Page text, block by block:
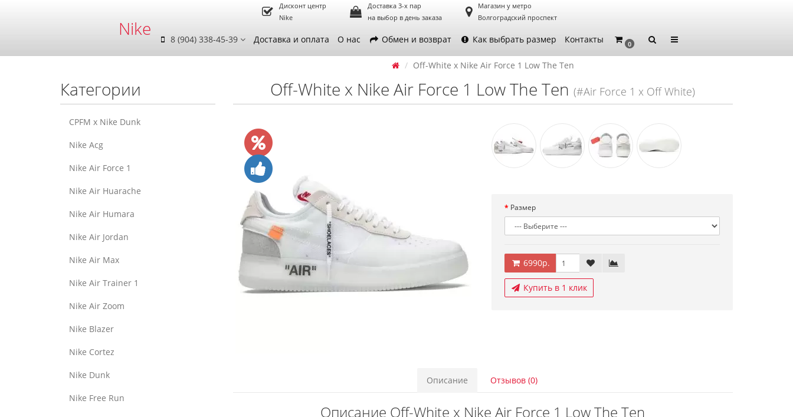
Nike
Дисконт центр
Nike
Доставка 3-х пар
на выбор в день заказа
Магазин у метро
Волгоградский проспект
8 (904) 338-45-39 Доставка и оплата О нас Обмен и возврат Как выбрать размер Контакты 0
Категории
CPFM x Nike Dunk
Nike Acg
Nike Air Force 1
Nike Air Huarache
Nike Air Humara
Nike Air Jordan
Nike Air Max
Nike Air Trainer 1
Nike Air Zoom
Nike Blazer
Nike Cortez
Nike Dunk
Nike Free Run
Off-White x Nike Air Force 1 Low The Ten
Off-White x Nike Air Force 1 Low The Ten (#Air Force 1 x Off White)
Размер
6990р.
Купить в 1 клик
Описание Отзывов (0)
Описание Off-White x Nike Air Force 1 Low The Ten